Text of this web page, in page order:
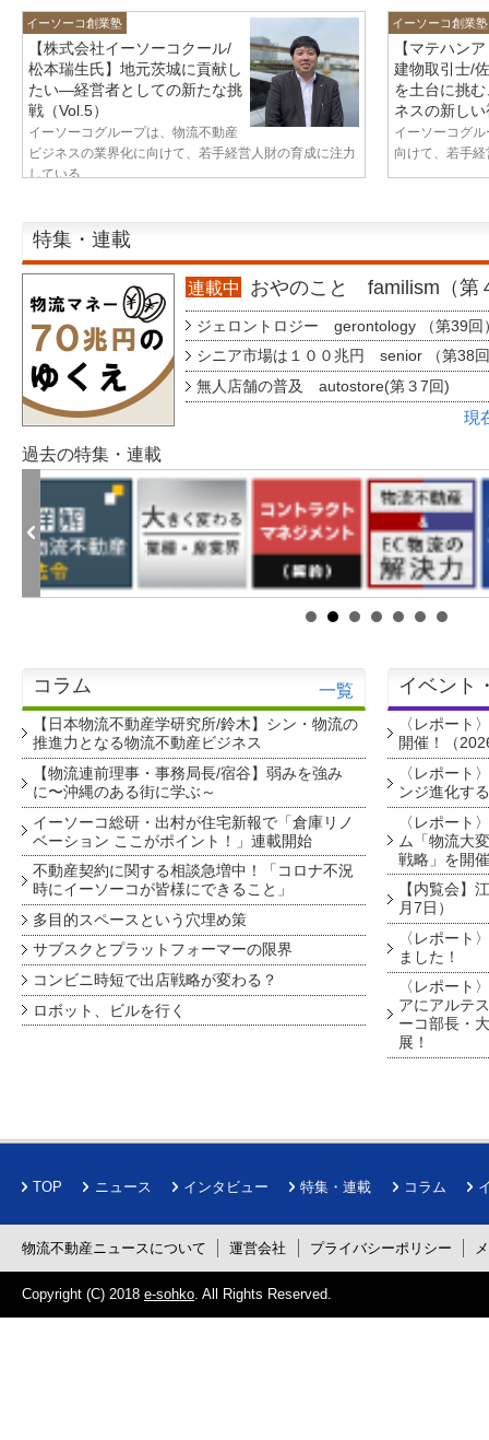
イーソーコ創業塾
【株式会社イーソーコクール/
松本瑞生氏】地元茨城に貢献し
たい—経営者としての新たな挑
戦（Vol.5）
イーソーコグループは、物流不動産
ビジネスの業界化に向けて、若手経営人財の育成に注力
している...
イーソーコ創業塾
【マテハン
建物取引士/
を土台に挑
ネスの新し
イーソーコグ
向けて、若手
特集・連載
連載中 おやのこと familism（第
ジェロントロジー gerontology （第39回
シニア市場は１００兆円 senior （第38
無人店舗の普及 autostore(第３7回)
現
過去の特集・連載
コラム 一覧
【日本物流不動産学研究所/鈴木】シン・物流の
推進力となる物流不動産ビジネス
【物流連前理事・事務局長/宿谷】弱みを強み
に〜沖縄のある街に学ぶ～
イーソーコ総研・出村が住宅新報で「倉庫リノ
ベーション ここがポイント！」連載開始
不動産契約に関する相談急増中！「コロナ不況
時にイーソーコが皆様にできること」
多目的スペースという穴埋め策
サブスクとプラットフォーマーの限界
コンビニ時短で出店戦略が変わる？
ロボット、ビルを行く
イベント
〈レポート
開催！（
〈レポート
ンジ進化す
〈レポート
ム「物流大
戦略」を開
【内覧会】
月7日）
〈レポート
ました！
〈レポート
アにアルテ
ーコ部長・
展！
TOP ニュース インタビュー 特集・連載 コラム
物流不動産ニュースについて 運営会社 プライバシーポリシー
Copyright (C) 2018 e-sohko. All Rights Reserved.